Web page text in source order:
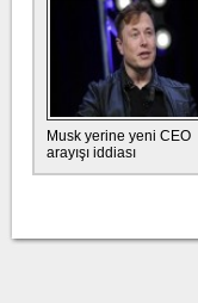
Musk yerine yeni CEO
arayışı iddiası